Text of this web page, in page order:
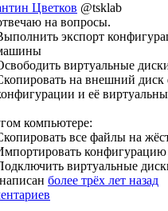
Цветков @tsklab
на вопросы.
экспорт
виртуальные
на внешний диск
и её
компьютере:
все файлы на
конфигурацию
виртуальные
более трёх лет назад